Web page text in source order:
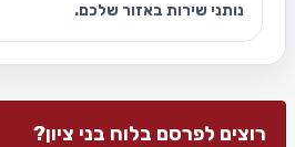
נותני שירות באזור שלכם.
רוצים לפרסם בלוח בני ציון?